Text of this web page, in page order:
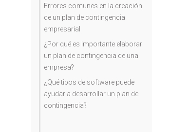
Errores comunes en la creación
de un plan de contingencia
empresarial
¿Por qué es importante elaborar
un plan de contingencia de una
empresa?
¿Qué tipos de software puede
ayudar a desarrollar un plan de
contingencia?